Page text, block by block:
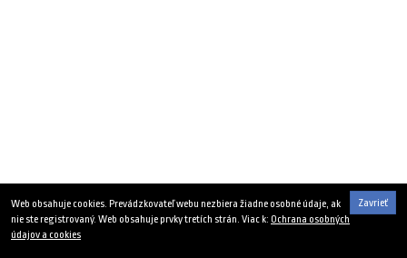
Zavrieť
Web obsahuje cookies. Prevádzkovateľ webu nezbiera žiadne osobné údaje, ak
nie ste registrovaný. Web obsahuje prvky tretích strán. Viac k: Ochrana osobných
údajov a cookies